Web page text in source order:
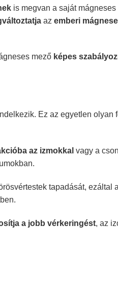
is megvan a saját
az emberi
mező képes
Ez az egyetlen olyan
az izmokkal vagy a
tapadását, ezáltal
a jobb vérkeringést, az